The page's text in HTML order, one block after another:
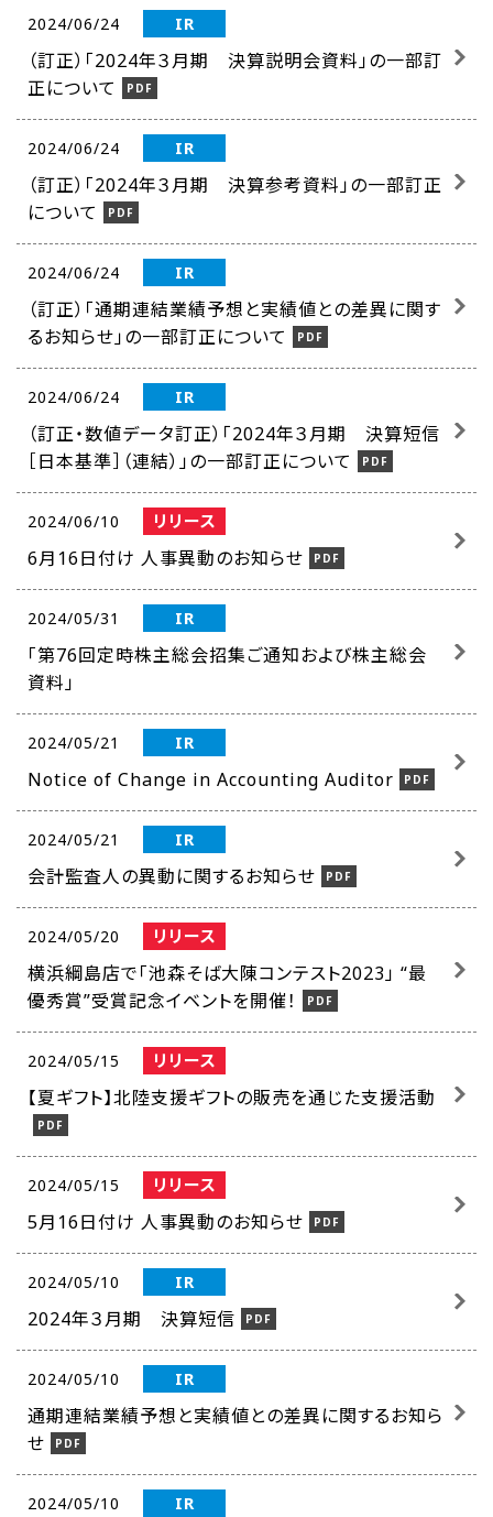
2024/06/24 IR
（訂正）「2024年３月期 決算説明会資料」の一部訂
正について
2024/06/24 IR
（訂正）「2024年３月期 決算参考資料」の一部訂正
について
2024/06/24 IR
（訂正）「通期連結業績予想と実績値との差異に関す
るお知らせ」の一部訂正について
2024/06/24 IR
（訂正・数値データ訂正）「2024年３月期 決算短信
［日本基準］（連結）」の一部訂正について
2024/06/10 リリース
6月16日付け 人事異動のお知らせ
2024/05/31 IR
「第76回定時株主総会招集ご通知および株主総会
資料」
2024/05/21 IR
Notice of Change in Accounting Auditor
2024/05/21 IR
会計監査人の異動に関するお知らせ
2024/05/20 リリース
横浜綱島店で「池森そば大陳コンテスト2023」 “最
優秀賞”受賞記念イベントを開催！
2024/05/15 リリース
【夏ギフト】北陸支援ギフトの販売を通じた支援活動
2024/05/15 リリース
5月16日付け 人事異動のお知らせ
2024/05/10 IR
2024年３月期 決算短信
2024/05/10 IR
通期連結業績予想と実績値との差異に関するお知ら
せ
2024/05/10 IR